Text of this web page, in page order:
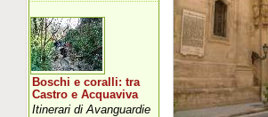
Boschi e coralli: tra
Castro e Acquaviva
Itinerari di Avanguardie